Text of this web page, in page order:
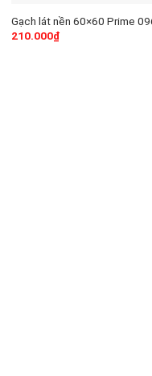
Gạch lát nền 60×60 Prime
210.000₫